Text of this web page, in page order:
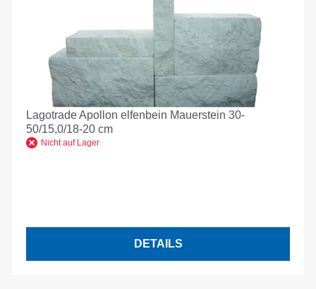
Lagotrade Apollon elfenbein Mauerstein 30-
50/15,0/18-20 cm
Nicht auf Lager
DETAILS